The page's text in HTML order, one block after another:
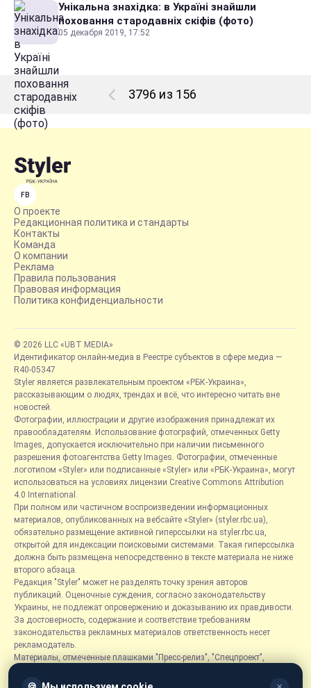
Унікальна знахідка: в Україні знайшли
поховання стародавніх скіфів (фото)
05 декабря 2019, 17:52
3796 из 156
FB
О проекте
Редакционная политика и стандарты
Контакты
Команда
О компании
Реклама
Правила пользования
Правовая информация
Политика конфиденциальности
© 2026 LLC «UBT MEDIA»
Идентификатор онлайн-медиа в Реестре субъектов в сфере медиа —
R40-05347
Styler является развлекательным проектом «РБК-Украина»,
рассказывающим о людях, трендах и всё, что интересно читать вне
новостей.
Фотографии, иллюстрации и другие изображения принадлежат их
правообладателям. Использование фотографий, отмеченных Getty
Images, допускается исключительно при наличии письменного
разрешения фотоагентства Getty Images. Фотографии, отмеченные
логотипом «Styler» или подписанные «Styler» или «РБК-Украина», могут
использоваться на условиях лицензии Creative Commons Attribution
4.0 International.
При полном или частичном воспроизведении информационных
материалов, опубликованных на вебсайте «Styler» (styler.rbc.ua),
обязательно размещение активной гиперссылки на styler.rbc.ua,
открытой для индексации поисковыми системами. Такая гиперссылка
должна быть размещена непосредственно в тексте материала не ниже
второго абзаца.
Редакция "Styler" может не разделять точку зрения авторов
публикаций. Оценочные суждения, согласно законодательству
Украины, не подлежат опровержению и доказыванию их правдивости.
За достоверность, содержание и соответствие требованиям
законодательства рекламных материалов ответственность несет
рекламодатель.
Материалы, отмеченные плашками "Пресс-релиз", "Спецпроект",
размещаются на правах рекламы.